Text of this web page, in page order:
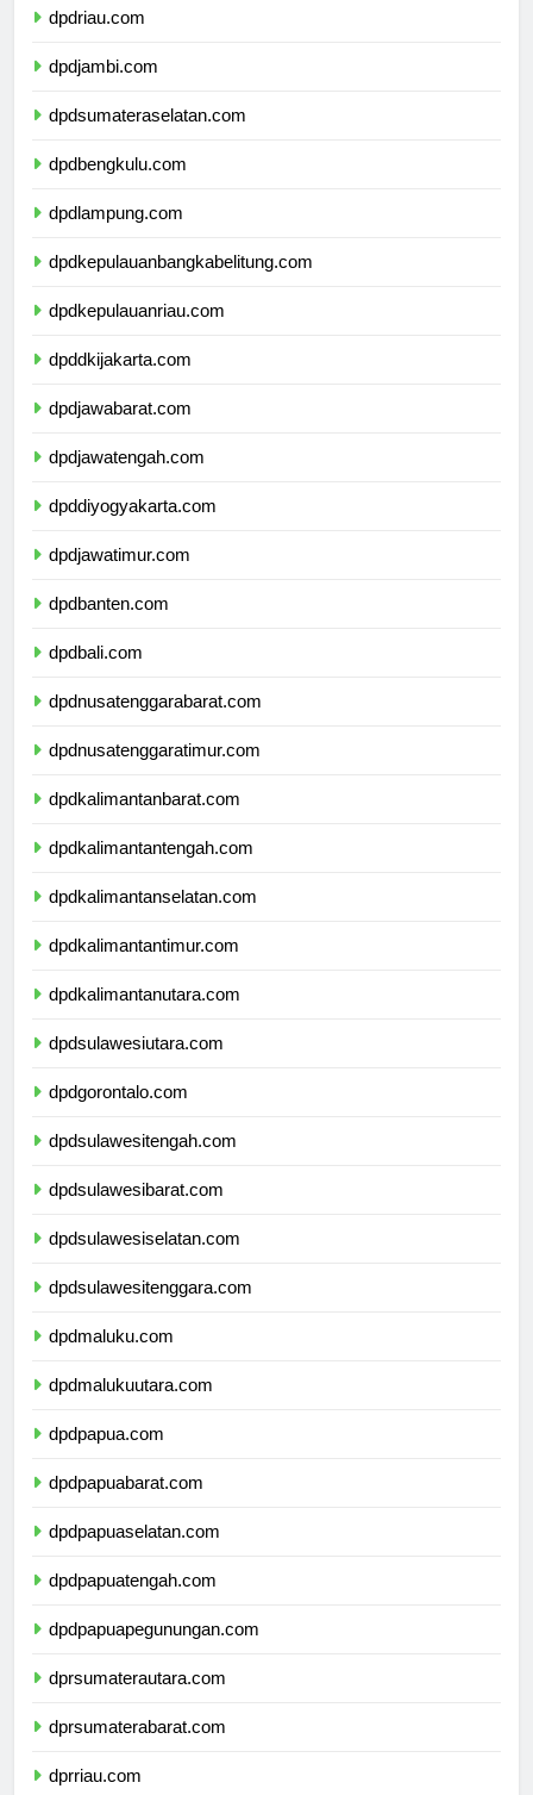
dpdriau.com
dpdjambi.com
dpdsumateraselatan.com
dpdbengkulu.com
dpdlampung.com
dpdkepulauanbangkabelitung.com
dpdkepulauanriau.com
dpddkijakarta.com
dpdjawabarat.com
dpdjawatengah.com
dpddiyogyakarta.com
dpdjawatimur.com
dpdbanten.com
dpdbali.com
dpdnusatenggarabarat.com
dpdnusatenggaratimur.com
dpdkalimantanbarat.com
dpdkalimantantengah.com
dpdkalimantanselatan.com
dpdkalimantantimur.com
dpdkalimantanutara.com
dpdsulawesiutara.com
dpdgorontalo.com
dpdsulawesitengah.com
dpdsulawesibarat.com
dpdsulawesiselatan.com
dpdsulawesitenggara.com
dpdmaluku.com
dpdmalukuutara.com
dpdpapua.com
dpdpapuabarat.com
dpdpapuaselatan.com
dpdpapuatengah.com
dpdpapuapegunungan.com
dprsumaterautara.com
dprsumaterabarat.com
dprriau.com